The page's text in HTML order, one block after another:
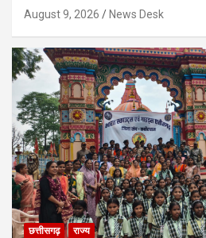
August 9, 2026 News Desk
छत्तीसगढ़ राज्य